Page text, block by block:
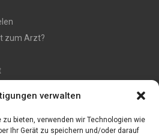
verwalten
bieten, verwenden wir Technologien wie
Ihr Gerät zu speichern und/oder darauf
zum Arzt?
Bonn!
Server für 2021